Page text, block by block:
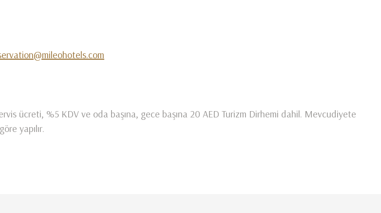
ücreti, %5 KDV ve oda başına, gece başına 20 AED Turizm Dirhemi dahil. Mevcudiyete
yapılır.